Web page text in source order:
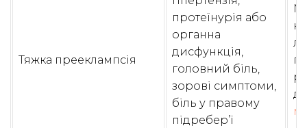
Тяжка прееклампсія
протеїнурія або
органна
дисфункція,
головний біль,
зорові симптоми,
біль у правому
підребер’ї